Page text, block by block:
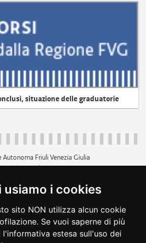
usiamo i cookies
sito NON utilizza alcun cookie
Se vuoi saperne di più
l'informativa estesa sull'uso dei
situazione delle graduatorie
Autonoma Friuli Venezia Giulia
p.iva 00526040324
+39 040 3771111
trasparente
legali accessibilità
dichiarazione di
feedback cambio preferenze cookie